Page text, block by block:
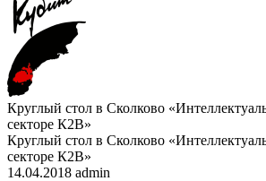
Круглый стол в Сколково
секторе К2В»
Круглый стол в Сколково
секторе К2В»
14.04.2018 admin